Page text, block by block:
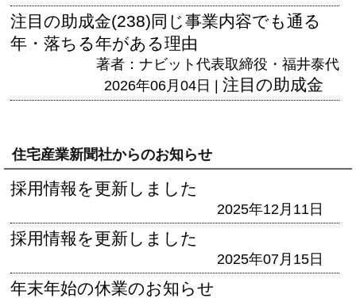
注目の助成金(238)同じ事業内容でも通る
年・落ちる年がある理由
著者：ナビット代表取締役・福井泰代
2026年06月04日 | 注目の助成金
住宅産業新聞社からのお知らせ
採用情報を更新しました
2025年12月11日
採用情報を更新しました
2025年07月15日
年末年始の休業のお知らせ